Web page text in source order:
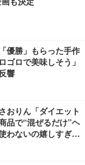
優勝」もらった手作
ゴロで美味しそう」
響
おりん「ダイエット
品で“混ぜるだけ”ヘ
わないの嬉しすぎ